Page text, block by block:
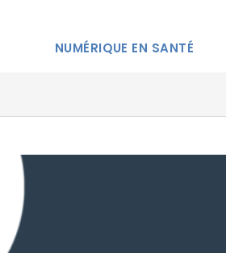
NUMÉRIQUE EN SANTÉ